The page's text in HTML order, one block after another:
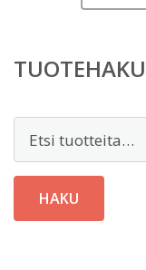
on:
TUOTEHAKU
HAKU